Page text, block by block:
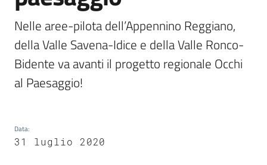
Banca
dati
autorizzazioni
paesaggistiche
e
atti
Nelle aree-pilota dell’Appennino Reggiano,
della Valle Savena-Idice e della Valle Ronco-
Bidente va avanti il progetto regionale Occhi
al Paesaggio!
Data:
31 luglio 2020